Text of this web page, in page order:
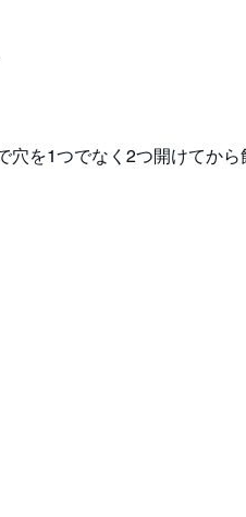
を1つでなく2つ開けてか